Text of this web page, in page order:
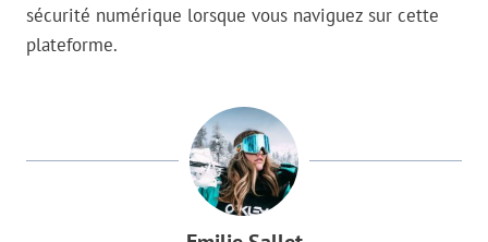
sécurité numérique lorsque vous naviguez sur cette
plateforme.